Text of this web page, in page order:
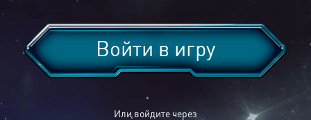
Или войдите через
Войти в игру